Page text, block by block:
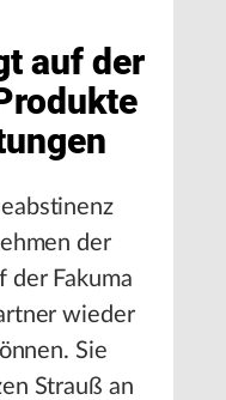
auf der
der
der Fakuma
wieder
Sie
Strauß an